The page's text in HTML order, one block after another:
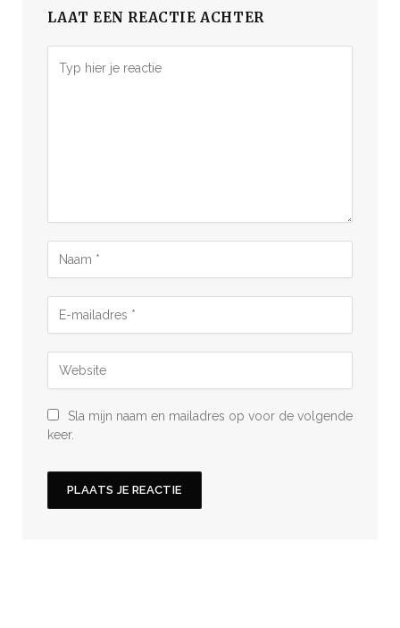
LAAT EEN REACTIE ACHTER
Sla mijn naam en mailadres op voor de volgende
keer.